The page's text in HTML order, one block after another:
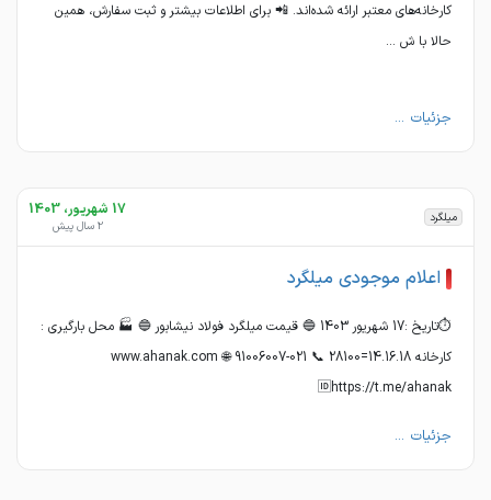
کارخانه‌های معتبر ارائه شده‌اند. 📲 برای اطلاعات بیشتر و ثبت سفارش، همین
حالا با ش ...
جزئیات ...
میلگرد 17 شهریور، 1403
2 سال پیش
اعلام موجودی میلگرد
⏱تاریخ :17 شهریور 1403 🔵 قیمت میلگرد فولاد نیشابور 🔵 🏭 محل بارگیری :
کارخانه 14.16.18=28100 📞 021-91006007 🌐 www.ahanak.com
🆔https://t.me/ahanak
جزئیات ...